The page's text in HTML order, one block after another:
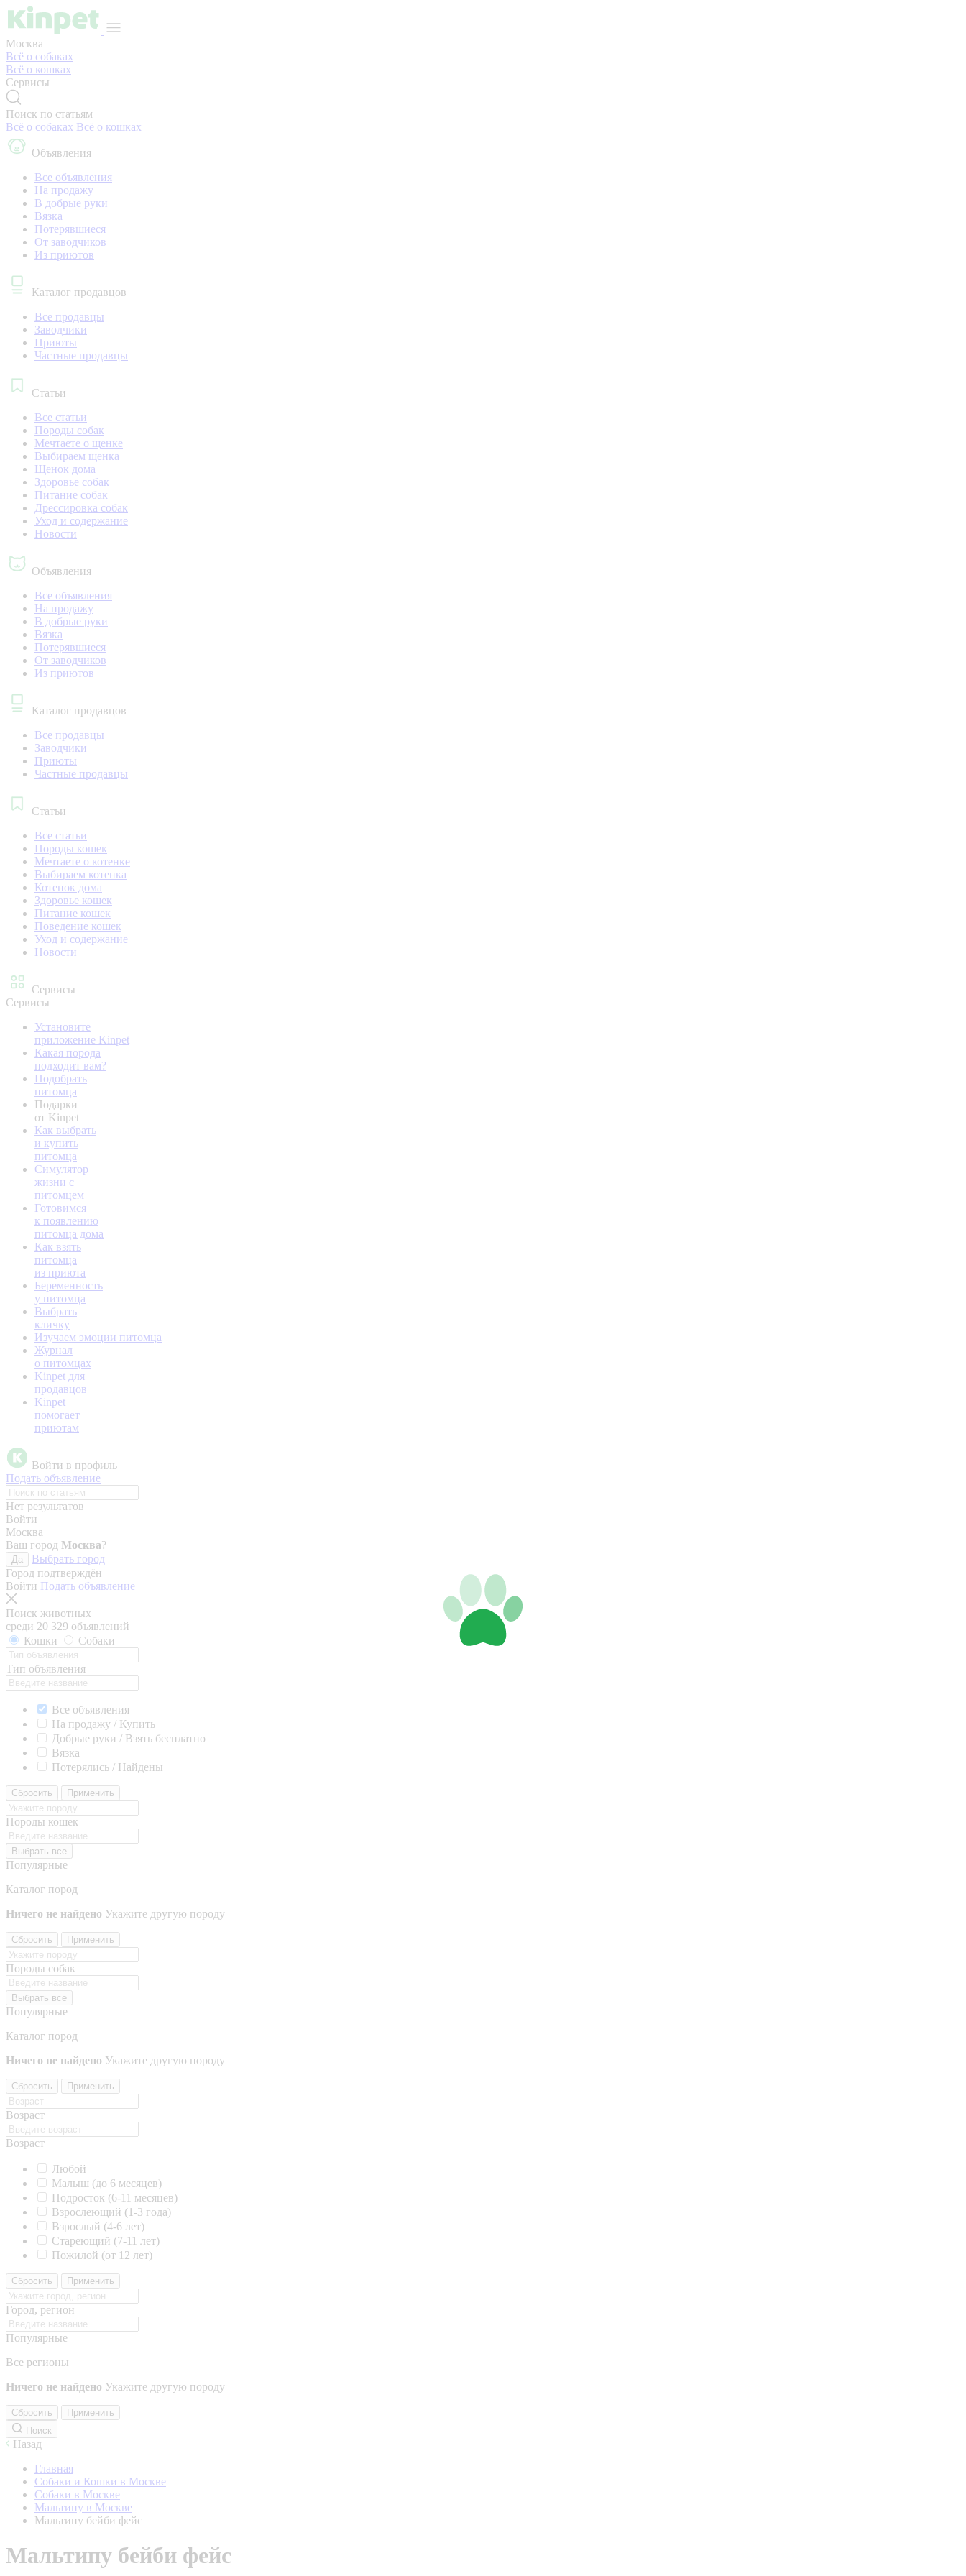
Москва
Всё о собаках
Всё о кошках
Сервисы
Поиск по статьям
Всё о собаках Всё о кошках
Объявления
Все объявления
На продажу
В добрые руки
Вязка
Потерявшиеся
От заводчиков
Из приютов
Каталог продавцов
Все продавцы
Заводчики
Приюты
Частные продавцы
Статьи
Все статьи
Породы собак
Мечтаете о щенке
Выбираем щенка
Щенок дома
Здоровье собак
Питание собак
Дрессировка собак
Уход и содержание
Новости
Объявления
Все объявления
На продажу
В добрые руки
Вязка
Потерявшиеся
От заводчиков
Из приютов
Каталог продавцов
Все продавцы
Заводчики
Приюты
Частные продавцы
Статьи
Все статьи
Породы кошек
Мечтаете о котенке
Выбираем котенка
Котенок дома
Здоровье кошек
Питание кошек
Поведение кошек
Уход и содержание
Новости
Сервисы
Сервисы
Установите
приложение Kinpet
Какая порода
подходит вам?
Подобрать
питомца
Подарки
от Kinpet
Как выбрать
и купить
питомца
Симулятор
жизни с
питомцем
Готовимся
к появлению
питомца дома
Как взять
питомца
из приюта
Беременность
у питомца
Выбрать
кличку
Изучаем эмоции питомца
Журнал
о питомцах
Kinpet для
продавцов
Kinpet
помогает
приютам
Войти в профиль
Подать объявление
Нет результатов
Войти
Москва
Ваш город Москва?
Да
Выбрать город
Город подтверждён
Войти Подать объявление
Поиск животных
среди 20 329 объявлений
Кошки
Собаки
Тип объявления
Все объявления
На продажу / Купить
Добрые руки / Взять бесплатно
Вязка
Потерялись / Найдены
Сбросить Применить
Породы кошек
Выбрать все
Популярные
Каталог пород
Ничего не найдено Укажите другую породу
Сбросить Применить
Породы собак
Выбрать все
Популярные
Каталог пород
Ничего не найдено Укажите другую породу
Сбросить Применить
Возраст
Возраст
Любой
Малыш (до 6 месяцев)
Подросток (6-11 месяцев)
Взрослеющий (1-3 года)
Взрослый (4-6 лет)
Стареющий (7-11 лет)
Пожилой (от 12 лет)
Сбросить Применить
Город, регион
Популярные
Все регионы
Ничего не найдено Укажите другую породу
Сбросить
Применить
Поиск
Назад
Главная
Собаки и Кошки в Москве
Собаки в Москве
Мальтипу в Москве
Мальтипу бейби фейс
Мальтипу бейби фейс